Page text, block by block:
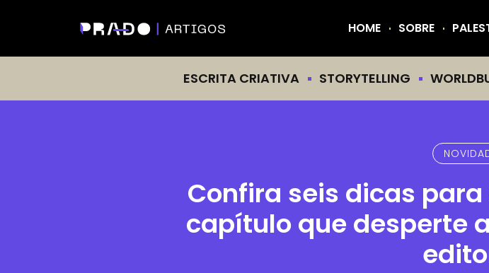
HOME SOBRE
ESCRITA CRIATIVA STORYTELLING
Confira seis dicas
capítulo que desperte